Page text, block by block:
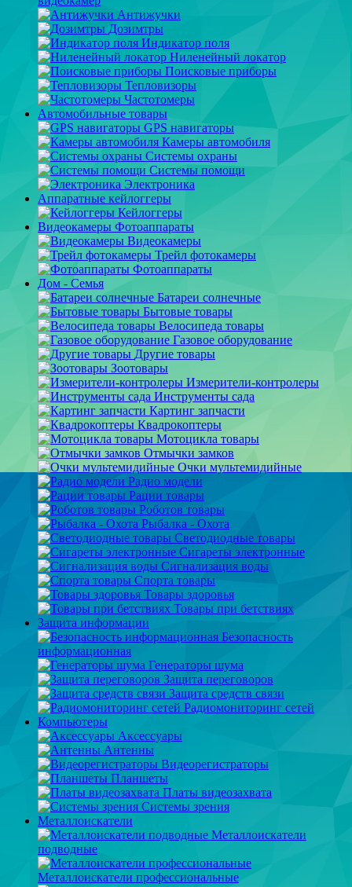
Антижучки
Дозимтры
Индикатор поля
Ниленейный локатор
Поисковые приборы
Тепловизоры
Частотомеры
Автомобильные товары
GPS навигаторы
Камеры автомобиля
Системы охраны
Системы помощи
Электроника
Аппаратные кейлоггеры
Кейлоггеры
Видеокамеры Фотоаппараты
Видеокамеры
Трейл фотокамеры
Фотоаппараты
Дом - Семья
Батареи солнечные
Бытовые товары
Велосипеда товары
Газовое оборудование
Другие товары
Зоотовары
Измерители-контролеры
Инструменты сада
Картинг запчасти
Квадрокоптеры
Мотоцикла товары
Отмычки замков
Очки мультемидийные
Радио модели
Рации товары
Роботов товары
Рыбалка - Охота
Светодиодные товары
Сигареты электронные
Сигнализация воды
Спорта товары
Товары здоровья
Товары при бетствиях
Защита информации
Безопасность
информационная
Генераторы шума
Защита переговоров
Защита средств связи
Радиомониторинг сетей
Компьютеры
Аксессуары
Антенны
Видеорегистраторы
Планшеты
Платы видеозахвата
Системы зрения
Металлоискатели
Металлоискатели
подводные
Металлоискатели профессиональные